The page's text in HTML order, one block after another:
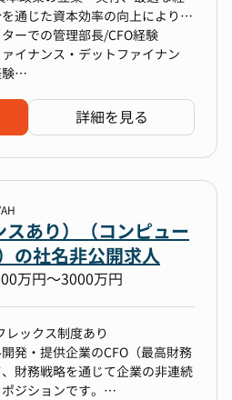
イターステージにおける経営陣
とができます。
場企業の経理マネージャーを経
通じた資本効率の向上により、
責任を持つ役職です。
理部門の統括や株主を含むステ
関係構築、ガバナンス体制の構
く財務・資本戦略の立案および
ス・リスク管理・内部監査統
ジメント
画の策定・管理
テークホルダーとの連携
ーでの管理部長/CFO経験
イナンス・デットファイナン
詳細を見る
スあり）（コンピュー
の社名非公開求人
万円〜3000万円
レックス制度あり
発・提供企業のCFO（最高財務
財務戦略を通じて企業の非連続
ジションです。